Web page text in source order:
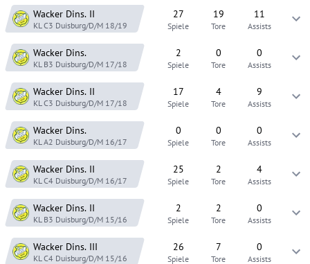
Wacker Dins. II
KL C3 Duisburg/D/M 18/19
27
Spiele
19
Tore
11
Assists
Wacker Dins.
KL B3 Duisburg/D/M 17/18
2
Spiele
0
Tore
0
Assists
Wacker Dins. II
KL C3 Duisburg/D/M 17/18
17
Spiele
4
Tore
9
Assists
Wacker Dins.
KL A2 Duisburg/D/M 16/17
0
Spiele
0
Tore
0
Assists
Wacker Dins. II
KL C4 Duisburg/D/M 16/17
25
Spiele
2
Tore
4
Assists
Wacker Dins. II
KL B3 Duisburg/D/M 15/16
2
Spiele
2
Tore
0
Assists
Wacker Dins. III
KL C4 Duisburg/D/M 15/16
26
Spiele
7
Tore
0
Assists